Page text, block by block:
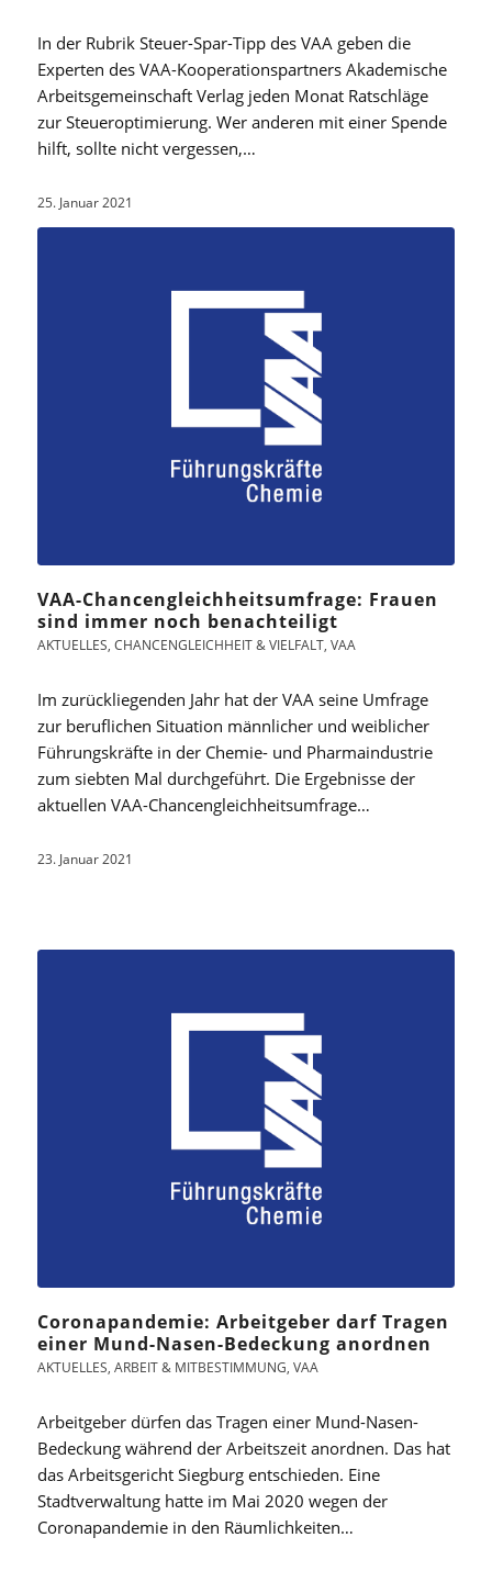
In der Rubrik Steuer-Spar-Tipp des VAA geben die
Experten des VAA-Kooperationspartners Akademische
Arbeitsgemeinschaft Verlag jeden Monat Ratschläge
zur Steueroptimierung. Wer anderen mit einer Spende
hilft, sollte nicht vergessen,…
25. Januar 2021
VAA-Chancengleichheitsumfrage: Frauen
sind immer noch benachteiligt
AKTUELLES, CHANCENGLEICHHEIT & VIELFALT, VAA
Im zurückliegenden Jahr hat der VAA seine Umfrage
zur beruflichen Situation männlicher und weiblicher
Führungskräfte in der Chemie- und Pharmaindustrie
zum siebten Mal durchgeführt. Die Ergebnisse der
aktuellen VAA-Chancengleichheitsumfrage…
23. Januar 2021
Coronapandemie: Arbeitgeber darf Tragen
einer Mund-Nasen-Bedeckung anordnen
AKTUELLES, ARBEIT & MITBESTIMMUNG, VAA
Arbeitgeber dürfen das Tragen einer Mund-Nasen-
Bedeckung während der Arbeitszeit anordnen. Das hat
das Arbeitsgericht Siegburg entschieden. Eine
Stadtverwaltung hatte im Mai 2020 wegen der
Coronapandemie in den Räumlichkeiten…